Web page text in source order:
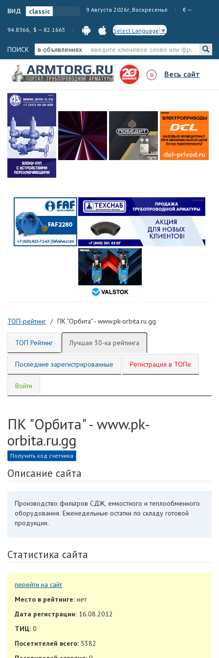
вид 9 Августа 2026г, Воскресенье € —
94.8366, $ — 82.1665 Select Language ▼
ПОИСК в объявлениях
Весь сайт
ТОП-рейтинг ПК "Орбита" - www.pk-orbita.ru.gg
ТОП Рейтинг Лучшая 30-ка рейтинга
Последние зарегистрированные Регистрация в ТОПе
Войти
ПК "Орбита" - www.pk-
orbita.ru.gg
Получить код счетчика
Описание сайта
Производство фильтров СДЖ, емкостного и теплообменного
оборудования. Еженедельные остатки по складу готовой
продукции.
Статистика сайта
перейти на сайт
Место в рейтинге: нет
Дата регистрации: 16.08.2012
ТИЦ: 0
Посетителей всего: 5382